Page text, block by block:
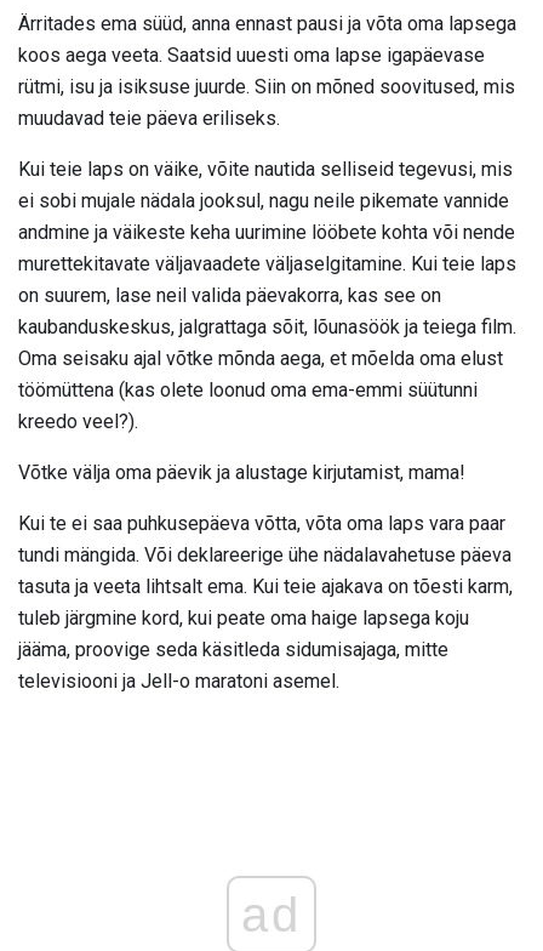
Ärritades ema süüd, anna ennast pausi ja võta oma lapsega
koos aega veeta. Saatsid uuesti oma lapse igapäevase
rütmi, isu ja isiksuse juurde. Siin on mõned soovitused, mis
muudavad teie päeva eriliseks.
Kui teie laps on väike, võite nautida selliseid tegevusi, mis
ei sobi mujale nädala jooksul, nagu neile pikemate vannide
andmine ja väikeste keha uurimine lööbete kohta või nende
murettekitavate väljavaadete väljaselgitamine. Kui teie laps
on suurem, lase neil valida päevakorra, kas see on
kaubanduskeskus, jalgrattaga sõit, lõunasöök ja teiega film.
Oma seisaku ajal võtke mõnda aega, et mõelda oma elust
töömüttena (kas olete loonud oma ema-emmi süütunni
kreedo veel?).
Võtke välja oma päevik ja alustage kirjutamist, mama!
Kui te ei saa puhkusepäeva võtta, võta oma laps vara paar
tundi mängida. Või deklareerige ühe nädalavahetuse päeva
tasuta ja veeta lihtsalt ema. Kui teie ajakava on tõesti karm,
tuleb järgmine kord, kui peate oma haige lapsega koju
jääma, proovige seda käsitleda sidumisajaga, mitte
televisiooni ja Jell-o maratoni asemel.
ad